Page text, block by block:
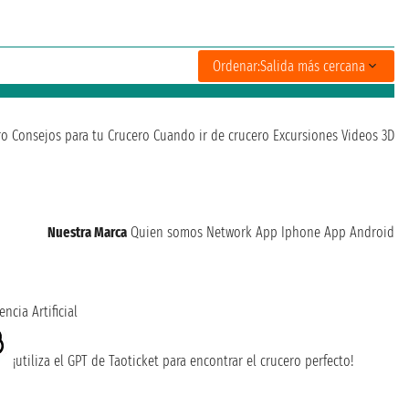
Ordenar:Salida más cercana
Consejos para tu Crucero Cuando ir de crucero Excursiones Videos 3D
Nuestra Marca Quien somos Network App Iphone App Android
Artificial
¡utiliza el GPT de Taoticket para encontrar el crucero perfecto!